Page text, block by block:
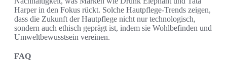
Harper in den Fokus rückt. Solche Hautpflege-Trends zeigen,
dass die Zukunft der Hautpflege nicht nur technologisch,
sondern auch ethisch geprägt ist, indem sie Wohlbefinden und
Umweltbewusstsein vereinen.
FAQ